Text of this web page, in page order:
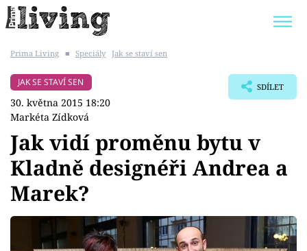
BYDLENÍ SLAVNÝCH
Témata
Bydlení
Zahrada
Prima Living ■ Speciály Jak se staví sen
JAK SE STAVÍ SEN
30. května 2015 18:20
Markéta Zídková
SDÍLET
Jak vidí proměnu bytu v
Kladně designéři Andrea a
Marek?